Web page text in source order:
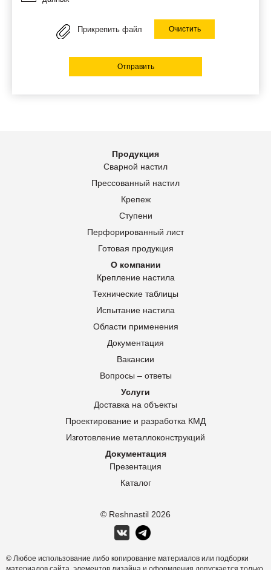
Прикрепить файл Очистить
Отправить
© Reshnastil 2026
Продукция
Сварной настил
Прессованный настил
Крепеж
Ступени
Перфорированный лист
Готовая продукция
О компании
Крепление настила
Технические таблицы
Испытание настила
Области применения
Документация
Вакансии
Вопросы – ответы
Услуги
Доставка на объекты
Проектирование и разработка КМД
Изготовление металлоконструкций
Документация
Презентация
Каталог
© Любое использование либо копирование материалов или подборки